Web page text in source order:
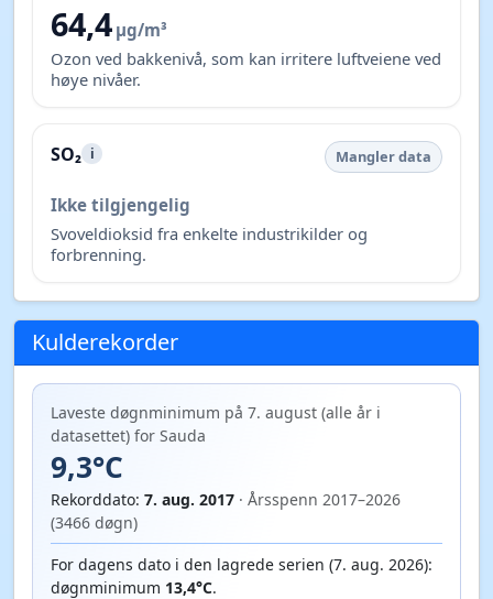
64,4 µg/m³
Ozon ved bakkenivå, som kan irritere luftveiene ved
høye nivåer.
SO₂ i Mangler data
Ikke tilgjengelig
Svoveldioksid fra enkelte industrikilder og
forbrenning.
Kulderekorder
Laveste døgnminimum på 7. august (alle år i
datasettet) for Sauda
9,3°C
Rekorddato: 7. aug. 2017 · Årsspenn 2017–2026
(3466 døgn)
For dagens dato i den lagrede serien (7. aug. 2026):
døgnminimum 13,4°C.